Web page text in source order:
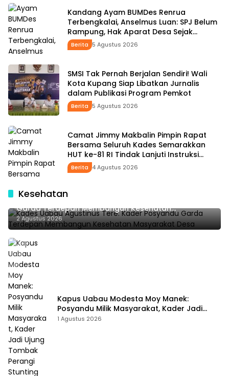
Kandang Ayam BUMDes Renrua
Terbengkalai, Anselmus Luan: SPJ Belum
Rampung, Hak Aparat Desa Sejak
Januari Belum Dibayar
Berita 5 Agustus 2026
SMSI Tak Pernah Berjalan Sendiri! Wali
Kota Kupang Siap Libatkan Jurnalis
dalam Publikasi Program Pemkot
Berita 5 Agustus 2026
Camat Jimmy Makbalin Pimpin Rapat
Bersama Seluruh Kades Semarakkan
HUT ke-81 RI Tindak Lanjuti Instruksi
Bupati SBS dan Wabup HMS
Berita 4 Agustus 2026
Kesehatan
Kades Uabau Agustinus Tere: Kader Posyandu
Garda Terdepan Membangun Kesehatan
Masyarakat Desa
2 Agustus 2026
Kapus Uabau Modesta Moy Manek:
Posyandu Milik Masyarakat, Kader Jadi
Ujung Tombak Perangi Stunting
1 Agustus 2026